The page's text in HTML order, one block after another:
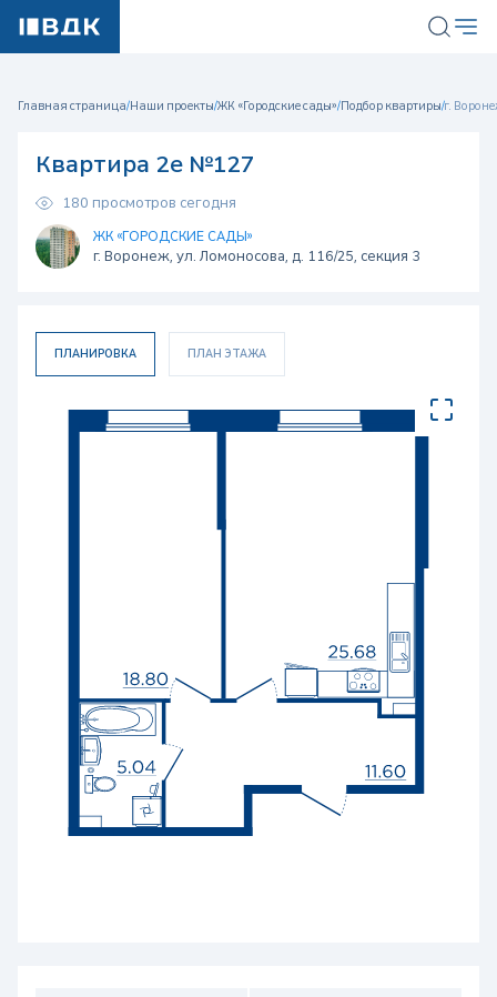
Главная страница/Наши проекты/ЖК «Городские сады»/Подбор квартиры/г.
Квартира 2е №127
180 просмотров сегодня
ЖК «ГОРОДСКИЕ САДЫ»
г. Воронеж, ул. Ломоносова, д. 116/25, секция 3
ПЛАНИРОВКА ПЛАН ЭТАЖА